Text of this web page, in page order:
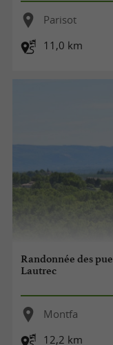
Parisot
11,0 km
Randonnée des
Lautrec
Montfa
12,2 km